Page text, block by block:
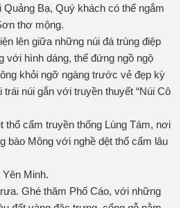
Quảng Bạ, Quý khách có thể ngắm
thơ mộng.
lên giữa những núi đá trùng điệp
với hình dáng, thế đứng ngồ ngộ
khỏi ngỡ ngàng trước vẻ đẹp kỳ
trái núi gắn với truyền thuyết “Núi Cô
thổ cẩm truyền thống Lùng Tám, nơi
bào Mông với nghề dệt thổ cẩm lâu
Minh.
Ghé thăm Phố Cáo, với những